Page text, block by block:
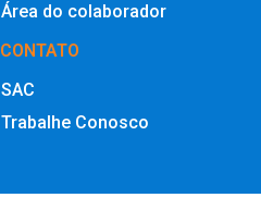
Área do colaborador
CONTATO
SAC
Trabalhe Conosco